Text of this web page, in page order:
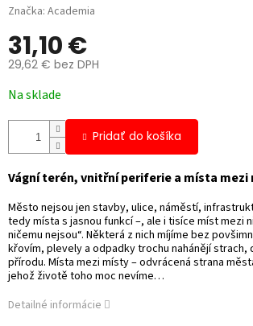
Značka: Academia
31,10 €
29,62 € bez DPH
cena:
Na sklade
Pridať do košíka
Vágní terén, vnitřní periferie a místa mezi
Město nejsou jen stavby, ulice, náměstí,
tedy místa s jasnou funkcí –, ale i tisíce míst mezi
ničemu nejsou“. Některá z nich míjíme bez
křovím, plevely a odpadky trochu nahánějí strach,
přírodu. Místa mezi místy – odvrácená strana
jehož životě toho moc nevíme…
Detailné informácie